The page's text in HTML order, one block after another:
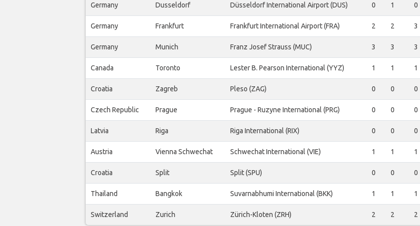
Germany Dusseldorf Düsseldorf International Airport (DUS) 0 1 0
Germany Frankfurt Frankfurt International Airport (FRA) 2 2 3
Germany Munich Franz Josef Strauss (MUC) 3 3 3
Canada Toronto Lester B. Pearson International (YYZ) 1 1 1
Croatia Zagreb Pleso (ZAG) 0 0 0
Czech Republic Prague Prague - Ruzyne International (PRG) 0 0 0
Latvia Riga Riga International (RIX) 0 0 0
Austria Vienna Schwechat Schwechat International (VIE) 1 1 1
Croatia Split Split (SPU) 0 0 0
Thailand Bangkok Suvarnabhumi International (BKK) 1 1 1
Switzerland Zurich Zürich-Kloten (ZRH) 2 2 2